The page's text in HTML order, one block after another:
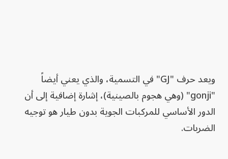
ويعد حرف "GJ" في التسمية، والذي يعني أيضاً
"gonji" (وهي هجوم بالصينية)، إشارة إضافية إلى أن
الدور الأساسي للمركبات الجوية بدون طيار هو توجيه
الضربات.